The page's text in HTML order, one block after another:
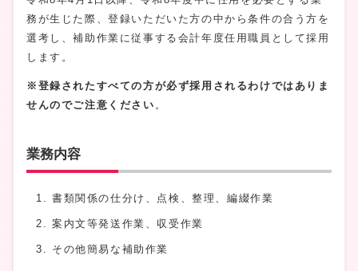
務が生じた際、登録いただいた方の中から条件の合う方を
選考し、補助作業に従事する会計年度任用職員として採用
します。
※登録されたすべての方が必ず採用されるわけではありま
せんのでご注意ください 。
業務内容
書類関係の仕分け、点検、整理、編綴作業
案内文等発送作業、収受作業
その他簡易な補助作業